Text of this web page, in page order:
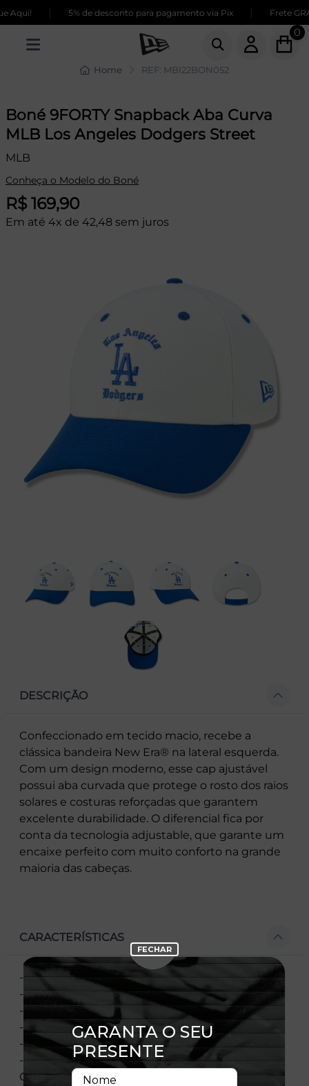
5% de desconto para pagamento via Pix Frete
0
Home REF: MBI22BON052
Boné 9FORTY Snapback Aba Curva
MLB Los Angeles Dodgers Street
MLB
Conheça o Modelo do Boné
R$ 169,90
Em até 4x de 42,48 sem juros
DESCRIÇÃO
Confeccionado em tecido macio, recebe a
clássica bandeira New Era® na lateral esquerda.
Com um design moderno, esse cap ajustável
possui aba curvada que protege o rosto dos raios
solares e costuras reforçadas que garantem
excelente durabilidade. O diferencial fica por
conta da tecnologia adjustable, que garante um
encaixe perfeito com muito conforto na grande
maioria das cabeças.
CARACTERÍSTICAS
- Aba Curva
- Estrtuturado
- Ajustável
- Fechamento Tipo Snapback
- Bordado Frontal
- Aba, Contra Aba, Botão, Ilhós, Strapback
Contrastantes